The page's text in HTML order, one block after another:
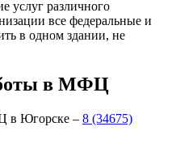
услуг различного
все федеральные и
в одном здании, не
в МФЦ
в Югорске – 8 (34675)